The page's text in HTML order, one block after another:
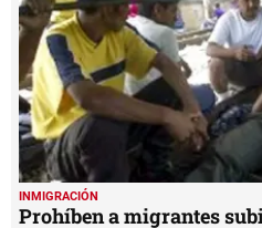
INMIGRACIÓN
Prohíben a migrantes